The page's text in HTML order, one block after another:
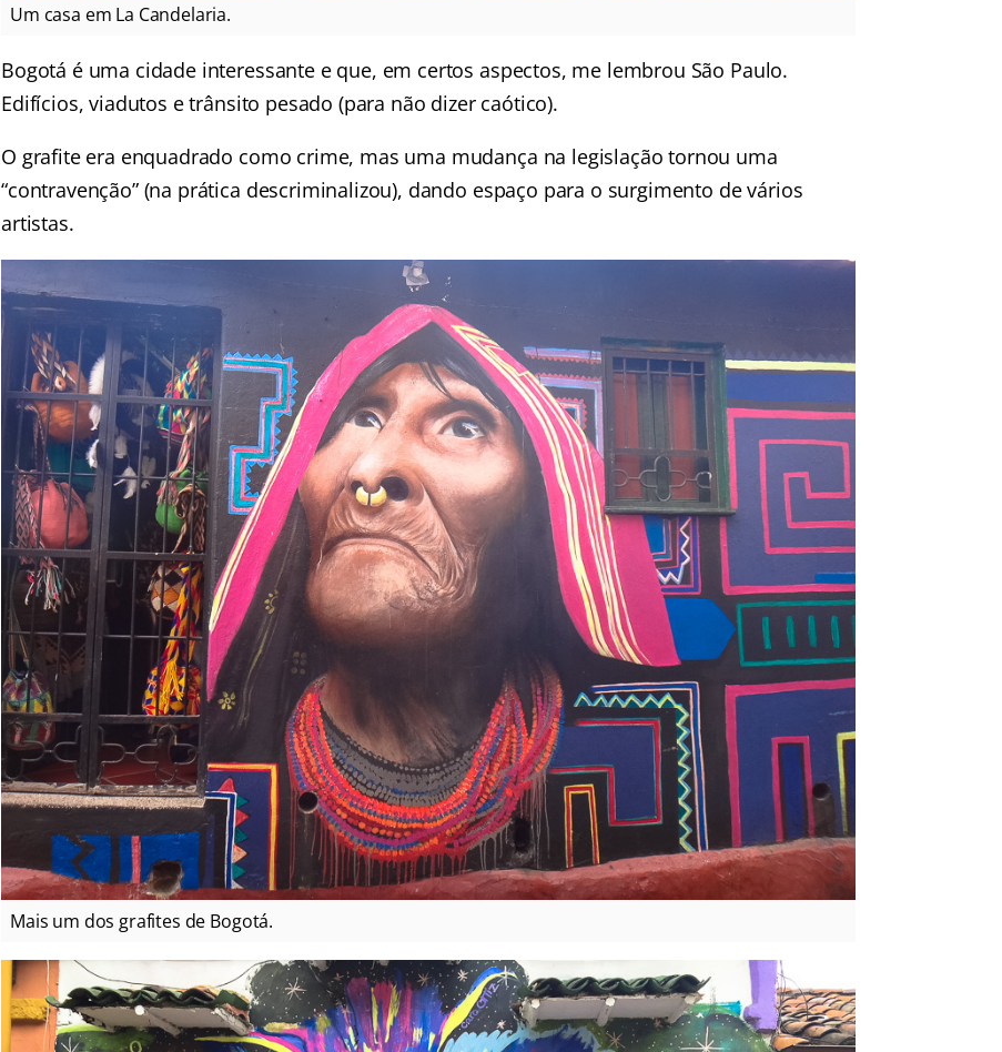
Um casa em La Candelaria.
Bogotá é uma cidade interessante e que, em certos aspectos, me lembrou São Paulo.
Edifícios, viadutos e trânsito pesado (para não dizer caótico).
O grafite era enquadrado como crime, mas uma mudança na legislação tornou uma
“contravenção” (na prática descriminalizou), dando espaço para o surgimento de vários
artistas.
Mais um dos grafites de Bogotá.